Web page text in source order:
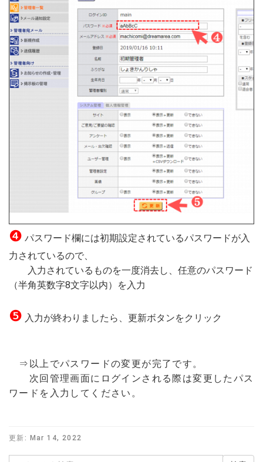
❹ パスワード欄には初期設定されているパスワードが入
力されているので、
入力されているものを一度消去し、任意のパスワード
（半角英数字8文字以内）を入力
❺ 入力が終わりましたら、更新ボタンをクリック
⇒以上でパスワードの変更が完了です。
次回管理画面にログインされる際は変更したパス
ワードを入力してください。
更新: Mar 14, 2022